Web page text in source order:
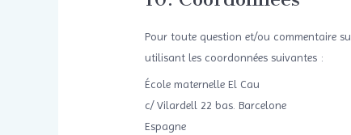
Pour toute question et/ou commentaire
utilisant les coordonnées suivantes :
École maternelle El Cau
c/ Vilardell 22 bas. Barcelone
Espagne